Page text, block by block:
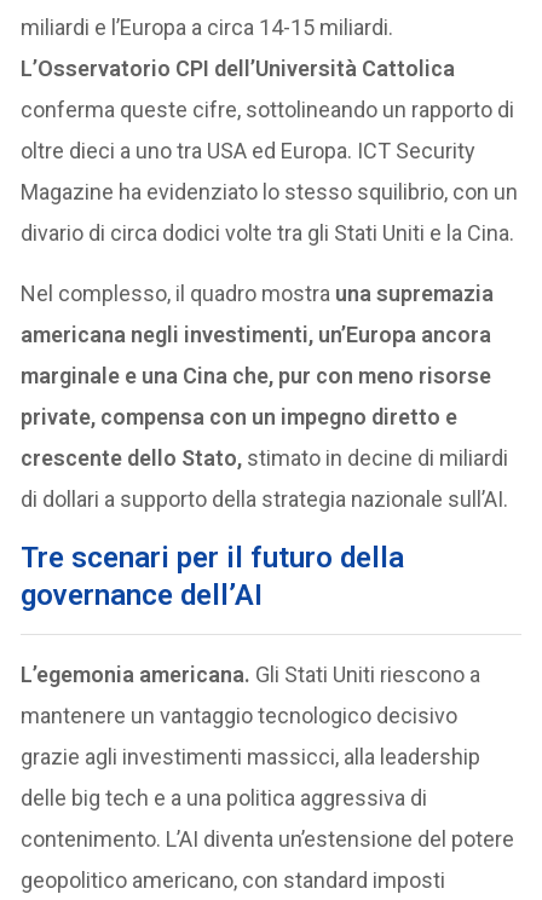
miliardi e l’Europa a circa 14-15 miliardi.
L’Osservatorio CPI dell’Università Cattolica
conferma queste cifre, sottolineando un rapporto di
oltre dieci a uno tra USA ed Europa. ICT Security
Magazine ha evidenziato lo stesso squilibrio, con un
divario di circa dodici volte tra gli Stati Uniti e la Cina.
Nel complesso, il quadro mostra una supremazia
americana negli investimenti, un’Europa ancora
marginale e una Cina che, pur con meno risorse
private, compensa con un impegno diretto e
crescente dello Stato, stimato in decine di miliardi
di dollari a supporto della strategia nazionale sull’AI.
Tre scenari per il futuro della
governance dell’AI
L’egemonia americana. Gli Stati Uniti riescono a
mantenere un vantaggio tecnologico decisivo
grazie agli investimenti massicci, alla leadership
delle big tech e a una politica aggressiva di
contenimento. L’AI diventa un’estensione del potere
geopolitico americano, con standard imposti